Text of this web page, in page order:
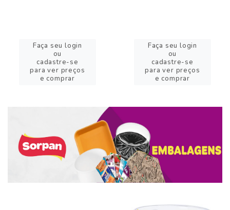
Faça seu login
ou
cadastre-se
para ver preços
e comprar
Faça seu login
ou
cadastre-se
para ver preços
e comprar